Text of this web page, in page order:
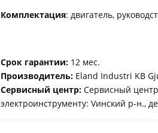
Комплектация: двигатель,
Срок гарантии: 12 мес.
Производитель: Eland Industri KB
Сервисный центр: Сервисный
электроинструменту: Vинский р-н.,